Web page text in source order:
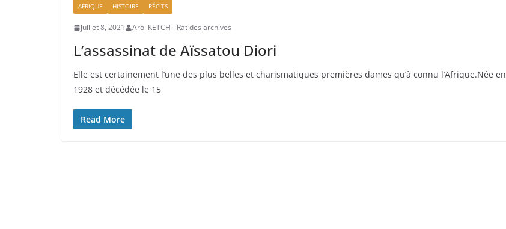
AFRIQUE HISTOIRE RÉCITS
juillet 8, 2021 Arol KETCH - Rat des archives
L’assassinat de Aïssatou Diori
Elle est certainement l’une des plus belles et charismatiques premières dames qu’à connu l’Afrique.Née en
1928 et décédée le 15
Read More